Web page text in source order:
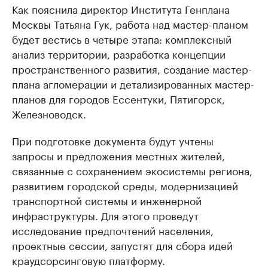
Как пояснила директор Института Генплана
Москвы Татьяна Гук, работа над мастер-планом
будет вестись в четыре этапа: комплексный
анализ территории, разработка концепции
пространственного развития, создание мастер-
плана агломерации и детализированных мастер-
планов для городов Ессентуки, Пятигорск,
Железноводск.
При подготовке документа будут учтены
запросы и предложения местных жителей,
связанные с сохранением экосистемы региона,
развитием городской среды, модернизацией
транспортной системы и инженерной
инфраструктуры. Для этого проведут
исследование предпочтений населения,
проектные сессии, запустят для сбора идей
краудсорсинговую платформу.